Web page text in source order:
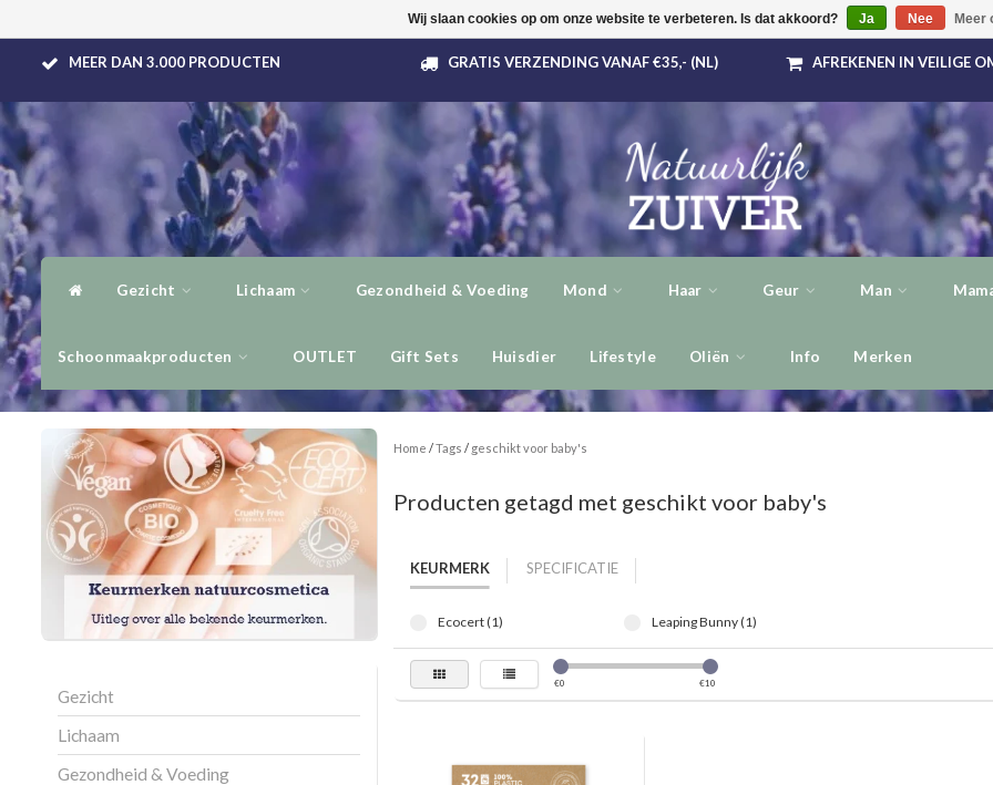
MEER DAN 3.000 PRODUCTEN GRATIS VERZENDING VANAF €35,- (NL) AFREKENEN IN VEILIGE
Gezicht Lichaam Gezondheid & Voeding Mond Haar Geur Man
Schoonmaakproducten OUTLET Gift Sets Huisdier Lifestyle Oliën Info Merken
Gezicht
Lichaam
Gezondheid & Voeding
Home /Tags / geschikt voor baby's
Producten getagd met geschikt voor baby's
KEURMERK SPECIFICATIE
Ecocert (1) Leaping Bunny (1)
€0 €10
Wij slaan cookies op om onze website te verbeteren. Is dat akkoord? Ja Nee Meer